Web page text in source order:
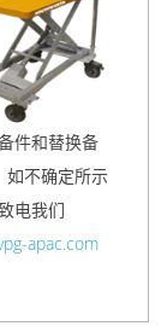
件和替换备
如不确定所示
电我们
apac.com